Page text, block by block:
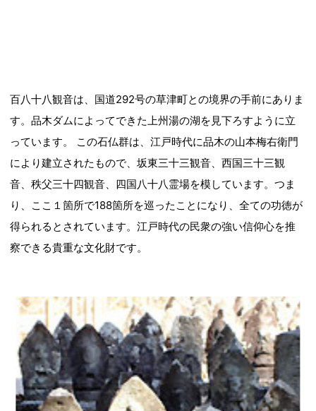
百八十八観音は、国道292号の草津町との境界の手前にありま
す。品木ダムによってできた上州湯の湖を見下ろすように立
っています。 この石仏群は、江戸時代に品木の山本梅右衛門
により建立されたもので、坂東三十三観音、西国三十三観
音、秩父三十四観音、四国八十八霊場を模しています。つま
り、ここ１箇所で188箇所を巡ったことになり、全ての功徳が
得られるとされています。江戸時代の民衆の強い信仰心を推
察できる貴重な文化財です。